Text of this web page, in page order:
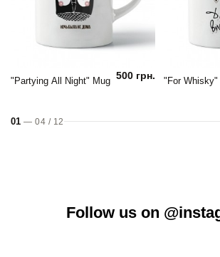
"Partying All Night" Mug 500 грн. "For Whisky"
01 —04 / 12
Follow us on